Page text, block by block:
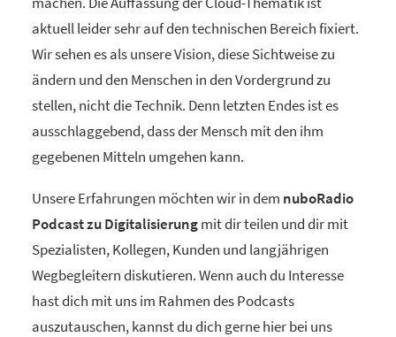
aktuell leider sehr auf den technischen Bereich fixiert.
Wir sehen es als unsere Vision, diese Sichtweise zu
ändern und den Menschen in den Vordergrund zu
stellen, nicht die Technik. Denn letzten Endes ist es
ausschlaggebend, dass der Mensch mit den ihm
gegebenen Mitteln umgehen kann.
Unsere Erfahrungen möchten wir in dem nuboRadio
Podcast zu Digitalisierungmit dir teilen und dir mit
Spezialisten, Kollegen, Kunden und langjährigen
Wegbegleitern diskutieren. Wenn auch du Interesse
hast dich mit uns im Rahmen des Podcasts
auszutauschen, kannst du dich gerne hier bei uns